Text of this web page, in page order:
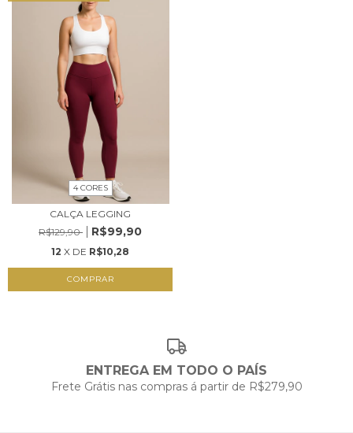
4 CORES
CALÇA LEGGING
R$129,90
R$99,90
12 X DE R$10,28
COMPRAR
ENTREGA EM TODO O PAÍS
Frete Grátis nas compras á partir de R$279,90